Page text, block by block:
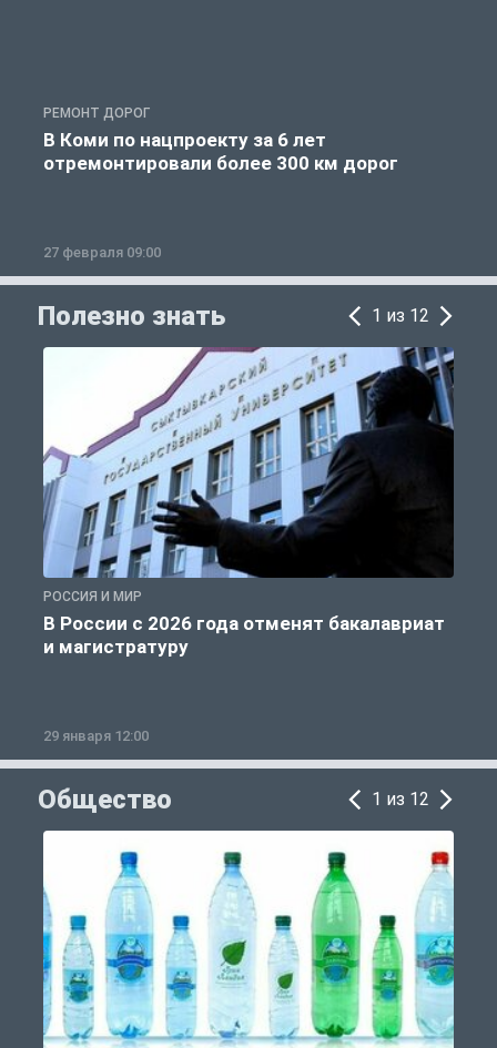
РЕМОНТ ДОРОГ
В Коми по нацпроекту за 6 лет
отремонтировали более 300 км дорог
27 февраля 09:00
Полезно знать 1 из 12
РОССИЯ И МИР
В России с 2026 года отменят бакалавриат
и магистратуру
29 января 12:00
Общество 1 из 12